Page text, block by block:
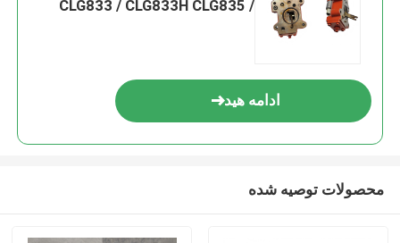
CLG833 / CLG833H CLG835 /
ادامه هید
محصولات توصیه شده